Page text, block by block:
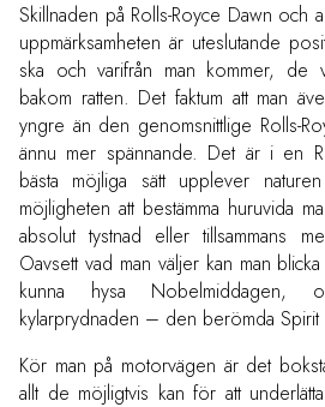
Skillnaden på Rolls-Royce Dawn och
uppmärksamheten är uteslutande
ska och varifrån man kommer, de
bakom ratten. Det faktum att man
yngre än den genomsnittlige Rolls-
ännu mer spännande. Det är i en
bästa möjliga sätt upplever
möjligheten att bestämma huruvida
absolut tystnad eller tillsammans
Oavsett vad man väljer kan man
kunna hysa
kylarprydnaden – den berömda Spirit
Kör man på motorvägen är det
allt de möjligtvis kan för att